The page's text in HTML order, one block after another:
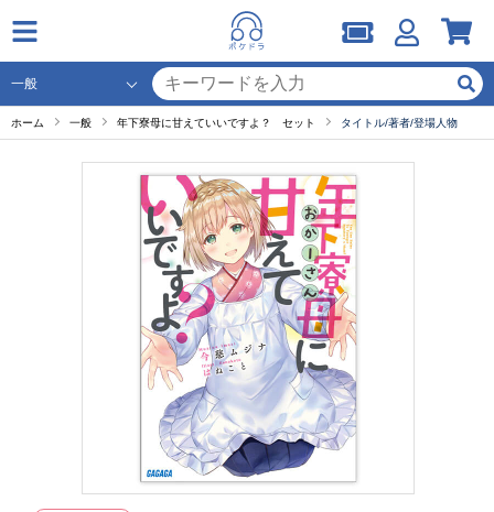
ホーム 一般 年下寮母に甘えていいですよ？ セット タイトル/著者/登場人物